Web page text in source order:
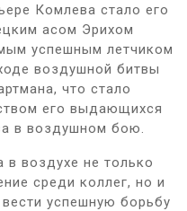
Комлева стало его
асом Эрихом
успешным летчиком
воздушной битвы
что стало
его выдающихся
в воздушном бою.
воздухе не только
среди коллег, но и
успешную борьбу